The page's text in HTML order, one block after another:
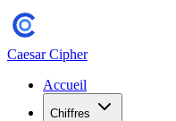
Caesar Cipher
Accueil
Chiffres